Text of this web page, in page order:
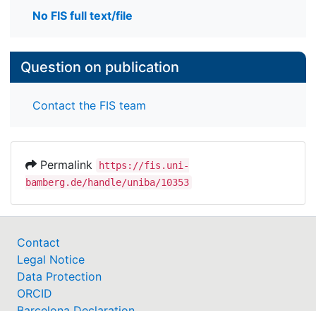
No FIS full text/file
Question on publication
Contact the FIS team
Permalink
https://fis.uni-
bamberg.de/handle/uniba/10353
Contact
Legal Notice
Data Protection
ORCID